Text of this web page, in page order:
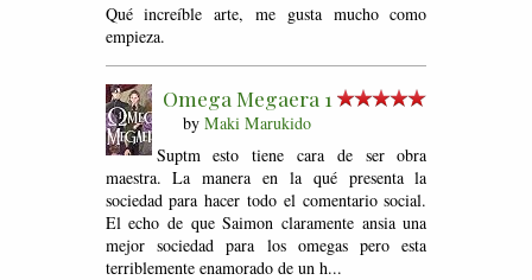
Qué increíble arte, me gusta mucho como
empieza.
Omega Megaera 1
by Maki Marukido
Suptm esto tiene cara de ser obra
maestra. La manera en la qué presenta la
sociedad para hacer todo el comentario social.
El echo de que Saimon claramente ansia una
mejor sociedad para los omegas pero esta
terriblemente enamorado de un h...